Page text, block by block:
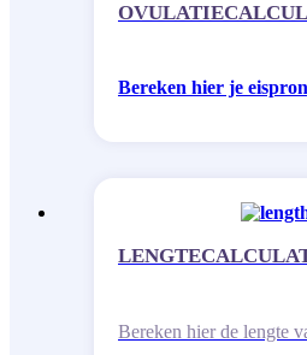
Bereken hier je
Bereken hier de lengte